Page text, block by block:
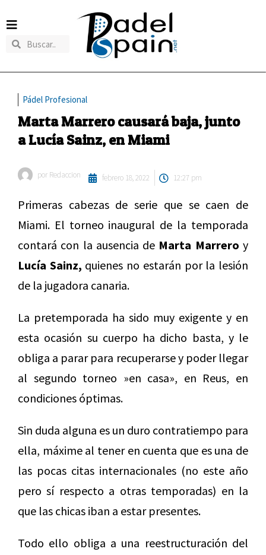
Pádel Profesional
Marta Marrero causará baja, junto
a Lucía Sainz, en Miami
por Redaccion febrero 18, 2022 12:27 pm
Primeras cabezas de serie que se caen de
Miami. El torneo inaugural de la temporada
contará con la ausencia de Marta Marrero y
Lucía Sainz, quienes no estarán por la lesión
de la jugadora canaria.
La pretemporada ha sido muy exigente y en
esta ocasión su cuerpo ha dicho basta, y le
obliga a parar para recuperarse y poder llegar
al segundo torneo »en casa», en Reus, en
condiciones óptimas.
Sin duda alguna es un duro contratiempo para
ella, máxime al tener en cuenta que es una de
las pocas citas internacionales (no este año
pero sí respecto a otras temporadas) en la
que las chicas iban a estar presentes.
Todo ello obliga a una reestructuración del